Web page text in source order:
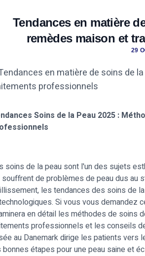
Tendances en matière
remèdes maison et
29
Soins de la Peau 2025 :
soins de la peau sont l'un des sujets
souffrent de problèmes de peau dus au
les tendances des soins de
Si vous vous demandez
en détail les méthodes de soins
professionnels et les conseils
au Danemark dirige les patients vers
bonnes étapes pour une peau saine et